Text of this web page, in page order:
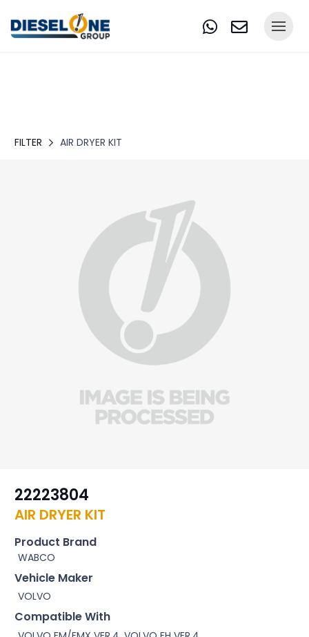
FILTER AIR DRYER KIT
22223804
AIR DRYER KIT
Product Brand
WABCO
Vehicle Maker
VOLVO
Compatible With